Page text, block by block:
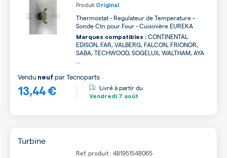
Produit Original
Thermostat - Regulateur de Temperature -
Sonde Ctn pour Four - Cuisinière EUREKA
Marques compatibles : CONTINENTAL
EDISON, FAR, VALBERG, FALCON, FRIONOR,
SABA, TECHWOOD, SOGELUX, WALTHAM, AYA
13,44 €
Vendu neuf parTecnoparts
Livré à partir du
Vendredi 7 août
Turbine
Ref. produit : 481951548065